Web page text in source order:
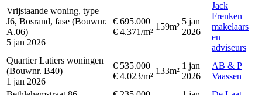
Vrijstaande woning, type
J6, Bosrand, fase (Bouwnr.
A.06)
5 jan 2026
€ 695.000
€ 4.371/m²
159m²
5 jan
2026
Jack
Frenken
makelaars
en
adviseurs
Quartier Latiers woningen
(Bouwnr. B40)
1 jan 2026
€ 535.000
€ 4.023/m²
133m²
1 jan
2026
AB & P
Vaassen